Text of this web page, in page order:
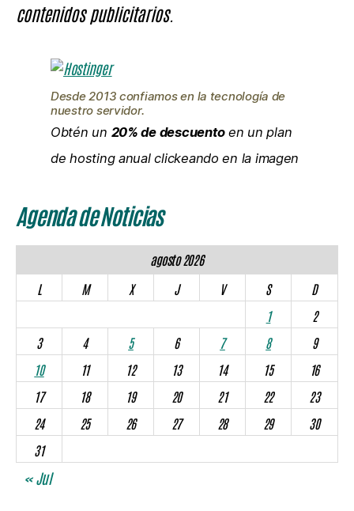
contenidos publicitarios.
Desde 2013 confiamos en la tecnología de
nuestro servidor.
Obtén un 20% de descuentoen un plan
de hosting anual clickeando en la imagen
Agenda de Noticias
agosto 2026
L
M X J V S
D
1
2
3
4 5 6 7 8
9
10
11 12 13 14 15
16
17
18 19 20 21 22
23
24
25 26 27 28 29
30
31
« Jul